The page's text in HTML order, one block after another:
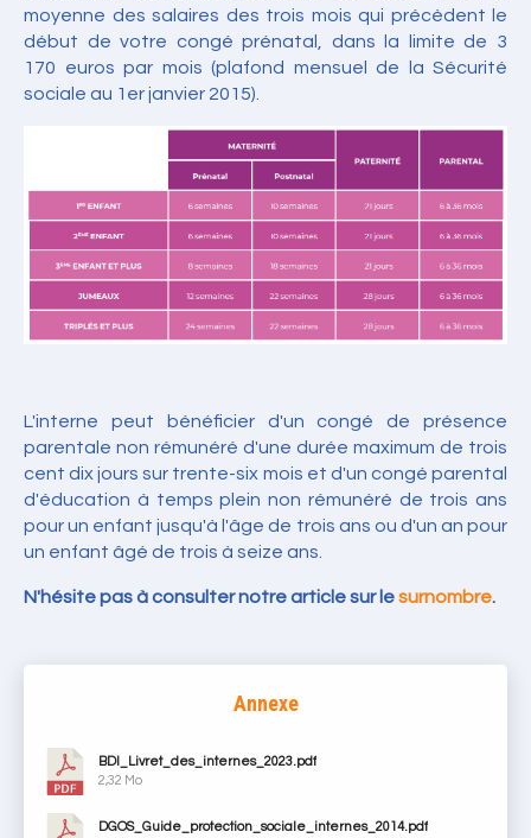
Annexe
BDI_Livret_des_internes_2023.pdf
2,32 Mo
DGOS_Guide_protection_sociale_internes_2014.pdf
moyenne des salaires des trois mois qui précèdent le
début de votre congé prénatal, dans la limite de 3
170 euros par mois (plafond mensuel de la Sécurité
sociale au 1er janvier 2015).
L'interne peut bénéficier d'un congé de présence
parentale non rémunéré d'une durée maximum de trois
cent dix jours sur trente-six mois et d'un congé parental
d'éducation à temps plein non rémunéré de trois ans
pour un enfant jusqu'à l'âge de trois ans ou d'un an pour
un enfant âgé de trois à seize ans.
N'hésite pas à consulter notre article sur lesurnombre.